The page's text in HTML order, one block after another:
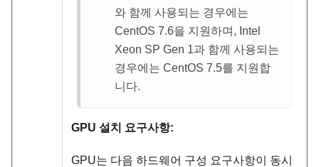
와 함께 사용되는 경우에는
CentOS 7.6을 지원하며, Intel
Xeon SP Gen 1과 함께 사용되는
경우에는 CentOS 7.5를 지원합
니다.
GPU 설치 요구사항:
GPU는 다음 하드웨어 구성 요구사항이 동시